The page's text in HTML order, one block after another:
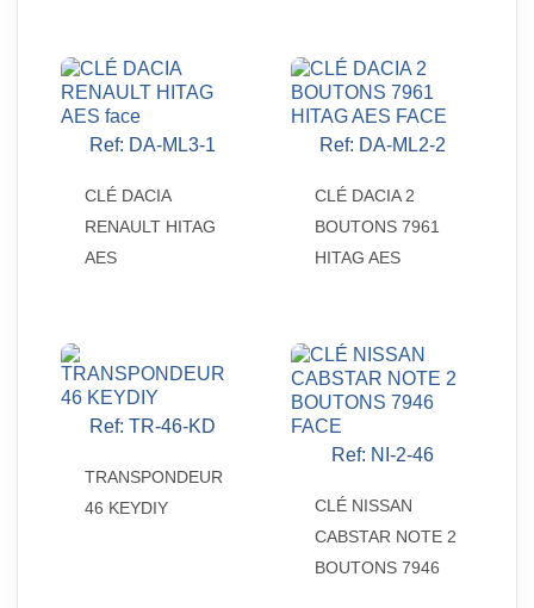
 Aperçu rapide
Ref: DA-ML3-1
CLÉ DACIA
RENAULT HITAG
AES
 Aperçu rapide
Ref: DA-ML2-2
CLÉ DACIA 2
BOUTONS 7961
HITAG AES
 Aperçu rapide
Ref: TR-46-KD
TRANSPONDEUR
46 KEYDIY
Aperçu rapide
Ref: NI-2-46
CLÉ NISSAN
CABSTAR NOTE 2
BOUTONS 7946